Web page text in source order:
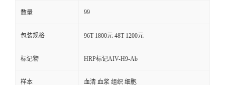
数量 99
包装规格 96T 1800元 48T 1200元
标记物 HRP标记AIV-H9-Ab
样本 血清 血浆 组织 细胞